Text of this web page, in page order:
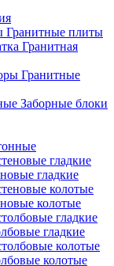
Гранитные плиты
Гранитная
Гранитные
Заборные блоки
гладкие
колотые
гладкие
колотые